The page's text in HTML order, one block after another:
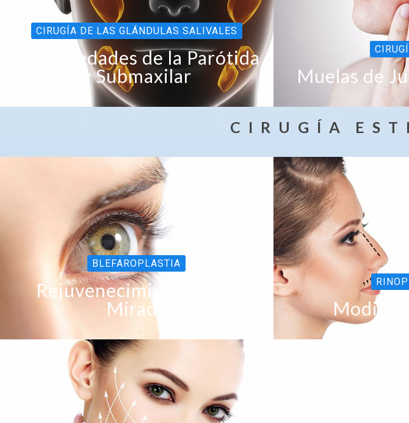
CIRUGÍA DE LAS GLÁNDULAS SALIVALES
Enfermedades de la Parótida
y Submaxilar
Muelas de
C I R U G Í A E S
BLEFAROPLASTIA
Rejuvenecimiento de la
Mirada